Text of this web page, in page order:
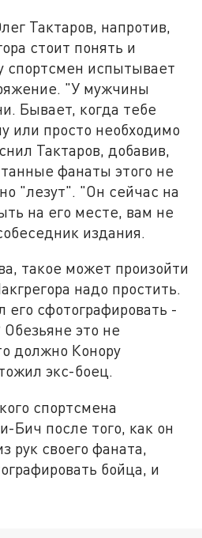
Тактаров, напротив,
стоит понять и
спортсмен испытывает
"У мужчины
Бывает, когда тебе
или просто необходимо
Тактаров, добавив,
фанаты этого не
"лезут". "Он сейчас на
на его месте, вам не
издания.
такое может произойти
надо простить.
его сфотографировать -
это не
должно Конору
экс-боец.
спортсмена
Бич после того, как он
рук своего фаната,
бойца, и